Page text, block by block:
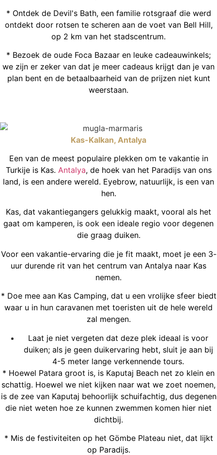
* Ontdek de Devil's Bath, een familie rotsgraaf die werd
ontdekt door rotsen te scheren aan de voet van Bell Hill,
op 2 km van het stadscentrum.
* Bezoek de oude Foca Bazaar en leuke cadeauwinkels;
we zijn er zeker van dat je meer cadeaus krijgt dan je van
plan bent en de betaalbaarheid van de prijzen niet kunt
weerstaan.
Kas-Kalkan, Antalya
Een van de meest populaire plekken om te vakantie in
Turkije is Kas. Antalya, de hoek van het Paradijs van ons
land, is een andere wereld. Eyebrow, natuurlijk, is een van
hen.
Kas, dat vakantiegangers gelukkig maakt, vooral als het
gaat om kamperen, is ook een ideale regio voor degenen
die graag duiken.
Voor een vakantie-ervaring die je fit maakt, moet je een 3-
uur durende rit van het centrum van Antalya naar Kas
nemen.
* Doe mee aan Kas Camping, dat u een vrolijke sfeer biedt
waar u in hun caravanen met toeristen uit de hele wereld
zal mengen.
Laat je niet vergeten dat deze plek ideaal is voor
duiken; als je geen duikervaring hebt, sluit je aan bij
4-5 meter lange verkennende tours.
* Hoewel Patara groot is, is Kaputaj Beach net zo klein en
schattig. Hoewel we niet kijken naar wat we zoet noemen,
is de zee van Kaputaj behoorlijk schuifachtig, dus degenen
die niet weten hoe ze kunnen zwemmen komen hier niet
dichtbij.
* Mis de festiviteiten op het Gömbe Plateau niet, dat lijkt
op Paradijs.